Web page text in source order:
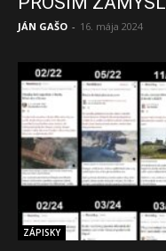
JÁN GAŠO - 16. mája 2024
ZÁPISKY